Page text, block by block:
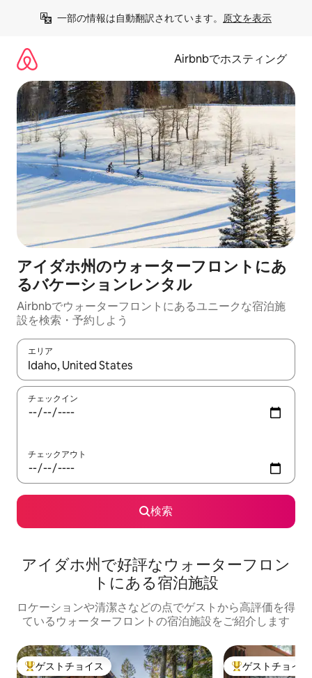
一部の情報は自動翻訳されています。 原文を表示
Airbnbでホスティング
アイダホ州のウォーターフロントにあ
るバケーションレンタル
Airbnbでウォーターフロントにあるユニークな宿泊施
設を検索・予約しよう
エリア
検索結果が表示されたら、上下の矢印キーを使って移動するか
チェックイン
チェックアウト
検索
アイダホ州で好評なウォーターフロン
トにある宿泊施設
ロケーションや清潔さなどの点でゲストから高評価を得
ているウォーターフロントの宿泊施設をご紹介します
大好評のゲストチョイスです。
ゲストチョイス 大好評のゲスト
ゲストチョイス